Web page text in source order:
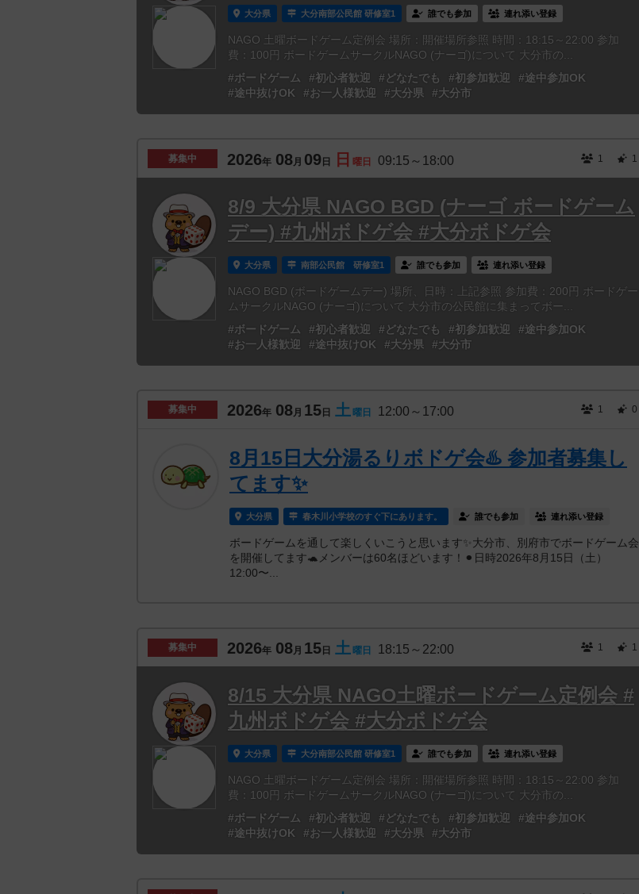
大分県 大分南部公民館 研修室1 誰でも参加 連れ添い登録
NAGO 土曜ボードゲーム定例会 場所：開催場所参照 時間：18:15～22:00 参加
費：100円 ボードゲームサークルNAGO (ナーゴ)について 大分市の...
#ボードゲーム
#初心者歓迎 #どなたでも #初参加歓迎
#途中参加OK
#途中抜けOK
#お一人様歓迎 #大分県 #大分市
募集中 2026年 08月 09 日 日 曜日 09:15～18:00 1 1
8/9 大分県 NAGO BGD (ナーゴ ボードゲーム
デー) #九州ボドゲ会 #大分ボドゲ会
大分県 南部公民館 研修室1 誰でも参加 連れ添い登録
NAGO BGD (ボードゲームデー) 場所、日時：上記参照 参加費：200円 ボードゲー
ムサークルNAGO (ナーゴ)について 大分市の公民館に集まってボー...
#ボードゲーム
#初心者歓迎 #どなたでも #初参加歓迎
#途中参加OK
#お一人様歓迎
#途中抜けOK #大分県 #大分市
募集中 2026年 08月 15 日 土 曜日 12:00～17:00 1 0
8月15日大分湯るりボドゲ会♨️ 参加者募集し
てます✨
大分県 春木川小学校のすぐ下にあります。 誰でも参加 連れ添い登録
ボードゲームを通して楽しくいこうと思います✨大分市、別府市でボードゲーム会
を開催してます🐢メンバーは60名ほどいます！⚫︎日時2026年8月15日（土）
12:00〜...
募集中 2026年 08月 15 日 土 曜日 18:15～22:00 1 1
8/15 大分県 NAGO土曜ボードゲーム定例会 #
九州ボドゲ会 #大分ボドゲ会
大分県 大分南部公民館 研修室1 誰でも参加 連れ添い登録
NAGO 土曜ボードゲーム定例会 場所：開催場所参照 時間：18:15～22:00 参加
費：100円 ボードゲームサークルNAGO (ナーゴ)について 大分市の...
#ボードゲーム
#初心者歓迎 #どなたでも #初参加歓迎
#途中参加OK
#途中抜けOK
#お一人様歓迎 #大分県 #大分市